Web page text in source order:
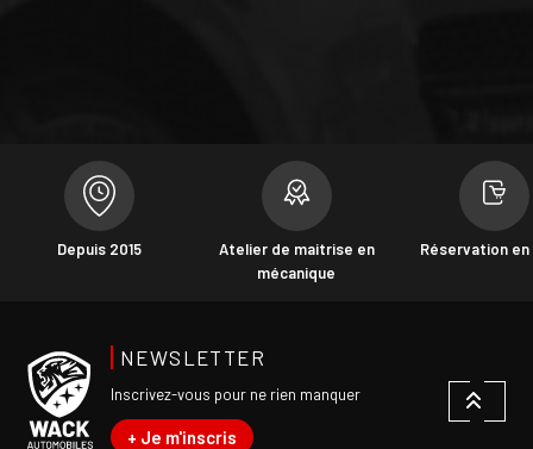
Depuis 2015
Atelier de maitrise en
mécanique
Réservation en
NEWSLETTER
Inscrivez-vous pour ne rien manquer
+ Je m'inscris